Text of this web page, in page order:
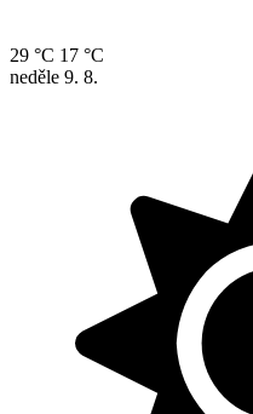
29 °C 17 °C
neděle 9. 8.